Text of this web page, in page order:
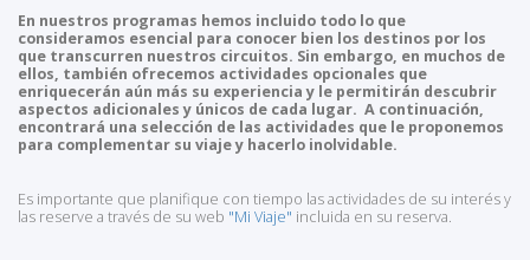
En nuestros programas hemos incluido todo lo que
consideramos esencial para conocer bien los destinos por los
que transcurren nuestros circuitos. Sin embargo, en muchos de
ellos, también ofrecemos actividades opcionales que
enriquecerán aún más su experiencia y le permitirán descubrir
aspectos adicionales y únicos de cada lugar. A continuación,
encontrará una selección de las actividades que le proponemos
para complementar su viaje y hacerlo inolvidable.
Es importante que planifique con tiempo las actividades de su interés y
las reserve a través de su web "Mi Viaje" incluida en su reserva.